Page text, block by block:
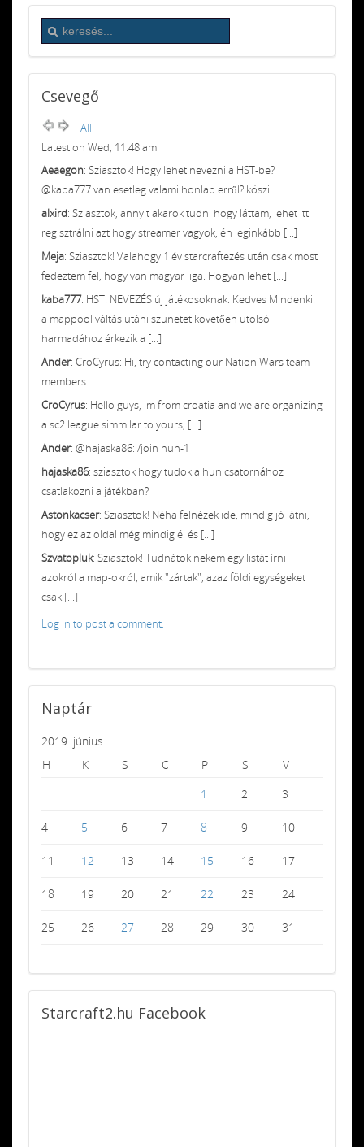
Csevegő
All
Latest on Wed, 11:48 am
Aeaegon: Sziasztok! Hogy lehet nevezni a HST-be?
@kaba777 van esetleg valami honlap erről? köszi!
alxird: Sziasztok, annyit akarok tudni hogy láttam, lehet itt
regisztrálni azt hogy streamer vagyok, én leginkább [...]
Meja: Sziasztok! Valahogy 1 év starcraftezés után csak most
fedeztem fel, hogy van magyar liga. Hogyan lehet [...]
kaba777: HST: NEVEZÉS új játékosoknak. Kedves Mindenki!
a mappool váltás utáni szünetet követően utolsó
harmadához érkezik a [...]
Ander: CroCyrus: Hi, try contacting our Nation Wars team
members.
CroCyrus: Hello guys, im from croatia and we are organizing
a sc2 league simmilar to yours, [...]
Ander: @hajaska86: /join hun-1
hajaska86: sziasztok hogy tudok a hun csatornához
csatlakozni a játékban?
Astonkacser: Sziasztok! Néha felnézek ide, mindig jó látni,
hogy ez az oldal még mindig él és [...]
Szvatopluk: Sziasztok! Tudnátok nekem egy listát írni
azokról a map-okról, amik "zártak", azaz földi egységeket
csak [...]
Log in to post a comment.
Naptár
2019. június
H
K S C P S
V
1
2 3
4 5 6 7 8 9 10
11 12 13 14 15 16 17
18 19 20 21 22 23 24
25 26 27 28 29 30 31
Starcraft2.hu Facebook